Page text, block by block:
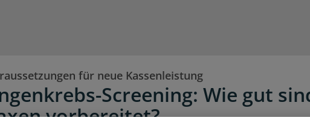
für neue Kassenleistung
Screening: Wie gut